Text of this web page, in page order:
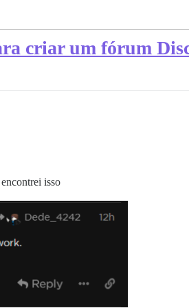
criar um fórum
encontrei isso